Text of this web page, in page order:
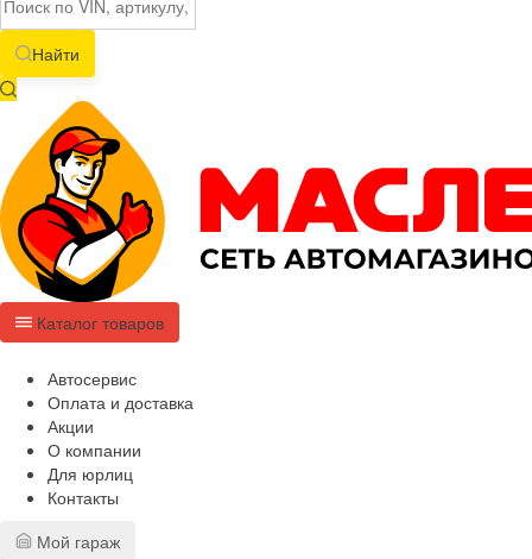
Найти
Каталог товаров
Автосервис
Оплата и доставка
Акции
О компании
Для юрлиц
Контакты
Мой гараж